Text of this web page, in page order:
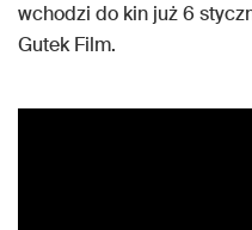
wchodzi do kin już 6
Gutek Film.